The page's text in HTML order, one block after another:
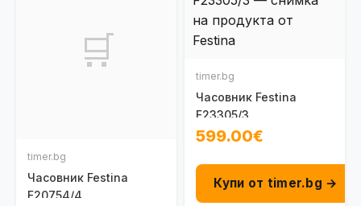
🛒
timer.bg
Часовник Festina
F20754/4
timer.bg
Часовник Festina
F23305/3
599.00€
Купи от timer.bg →